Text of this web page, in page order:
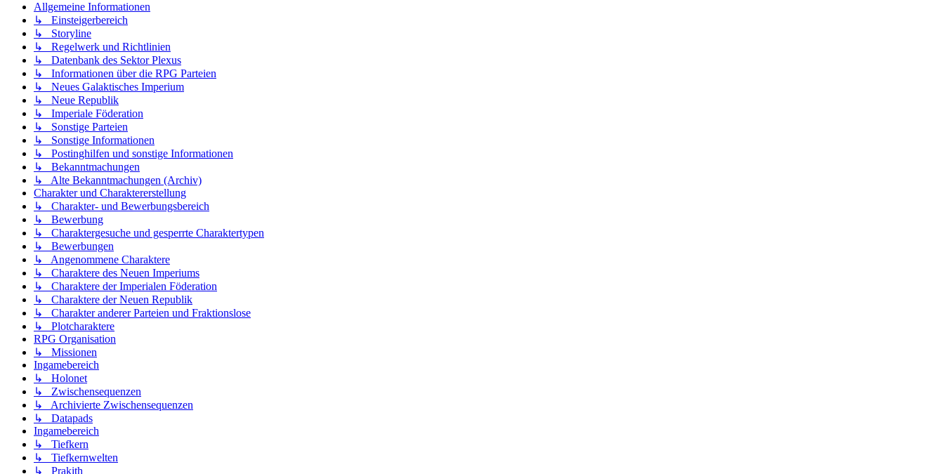
Allgemeine Informationen
↳ Einsteigerbereich
↳ Storyline
↳ Regelwerk und Richtlinien
↳ Datenbank des Sektor Plexus
↳ Informationen über die RPG Parteien
↳ Neues Galaktisches Imperium
↳ Neue Republik
↳ Imperiale Föderation
↳ Sonstige Parteien
↳ Sonstige Informationen
↳ Postinghilfen und sonstige Informationen
↳ Bekanntmachungen
↳ Alte Bekanntmachungen (Archiv)
Charakter und Charaktererstellung
↳ Charakter- und Bewerbungsbereich
↳ Bewerbung
↳ Charaktergesuche und gesperrte Charaktertypen
↳ Bewerbungen
↳ Angenommene Charaktere
↳ Charaktere des Neuen Imperiums
↳ Charaktere der Imperialen Föderation
↳ Charaktere der Neuen Republik
↳ Charakter anderer Parteien und Fraktionslose
↳ Plotcharaktere
RPG Organisation
↳ Missionen
Ingamebereich
↳ Holonet
↳ Zwischensequenzen
↳ Archivierte Zwischensequenzen
↳ Datapads
Ingamebereich
↳ Tiefkern
↳ Tiefkernwelten
↳ Prakith